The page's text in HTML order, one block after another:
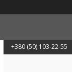
+380 (50) 103-22-55